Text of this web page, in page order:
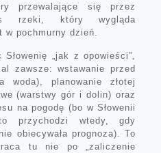
przewalające się przez
rzeki, który wygląda
w pochmurny dzień.
„jak z opowieści”,
zawsze: wstawanie przed
woda), planowanie złotej
(warstwy gór i dolin) oraz
na pogodę (bo w Słowenii
przychodzi wtedy, gdy
obiecywała prognoza). To
tu nie po „zaliczenie